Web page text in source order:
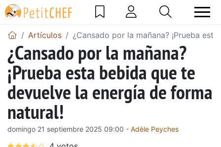
Artículos ¿Cansado por la mañana? ¡Prueba
¿Cansado por la mañana?
¡Prueba esta bebida que te
devuelve la energía de forma
natural!
domingo 21 septiembre 2025 09:00 - Adèle Peyches